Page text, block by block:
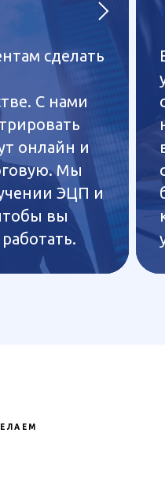
сделать
С нами
онлайн и
Мы
ЭЦП и
вы